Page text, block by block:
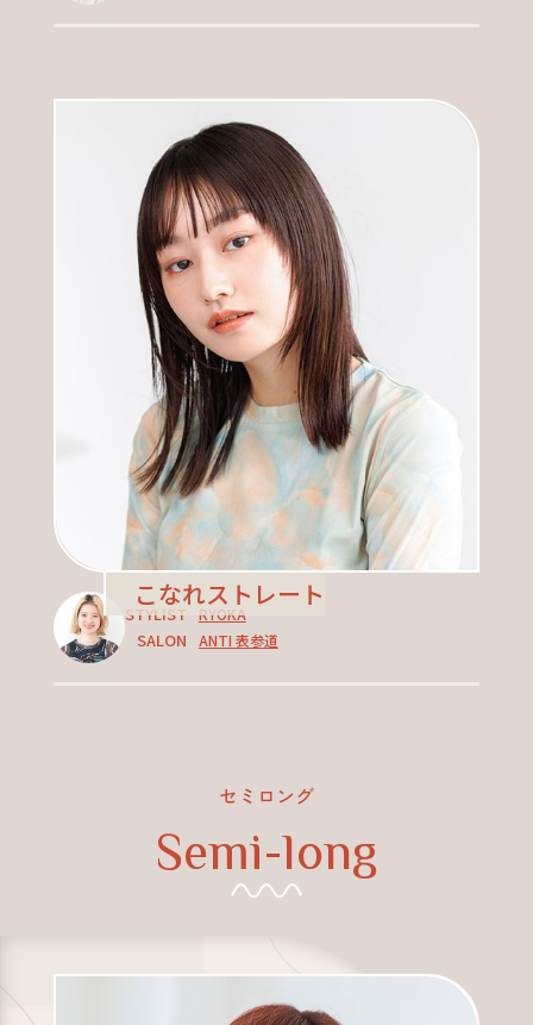
こなれストレート
STYLIST RYOKA
SALON ANTI 表参道
セミロング
Semi-long